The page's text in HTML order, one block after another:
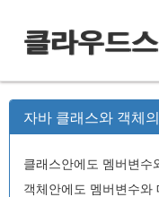
클라우드
자바 클래스와 객체
클래스안에도 멤버변수
객체안에도 멤버변수와